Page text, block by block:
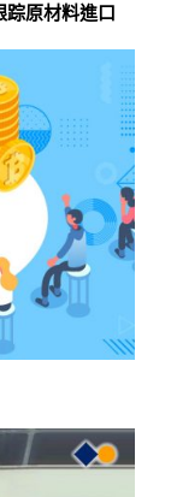
原材料進口